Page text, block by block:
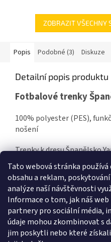
Tato webová stránka používá
obsahu a reklam,
analýze naší návštěvnosti
Informace o tom, jak náš
partnery pro sociální média,
údaje mohou zkombinovat s
jim poskytli nebo které
ZOBRAZIT VŠECHNY
Popis Podobné (3) Diskuze
Detailní popis produktu
Fotbalové trenky
100% polyester (PES),
nošení
Trenky k dresu Španělsko
Zboží.cz Heureka.cz